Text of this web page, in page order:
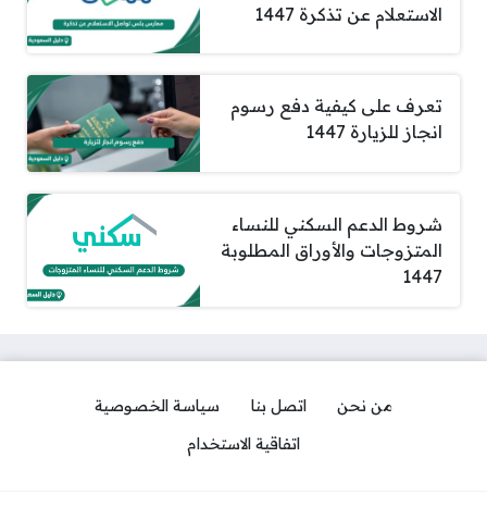
الاستعلام عن تذكرة 1447
تعرف على كيفية دفع رسوم
انجاز للزيارة 1447
شروط الدعم السكني للنساء
المتزوجات والأوراق المطلوبة
1447
من نحن اتصل بنا
سياسة الخصوصية
اتفاقية الاستخدام